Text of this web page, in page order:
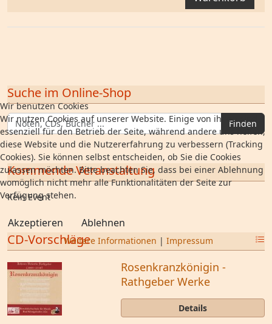
Suche im Online-Shop
Finden
Kommende Veranstaltung
Kein Event
CD-Vorschläge
Rosenkranzkönigin -
Rathgeber Werke
Details
Wir benutzen Cookies
Wir nutzen Cookies auf unserer Website. Einige von ihnen sind
essenziell für den Betrieb der Seite, während andere uns helfen,
diese Website und die Nutzererfahrung zu verbessern (Tracking
Cookies). Sie können selbst entscheiden, ob Sie die Cookies
zulassen möchten. Bitte beachten Sie, dass bei einer Ablehnung
womöglich nicht mehr alle Funktionalitäten der Seite zur
Verfügung stehen.
Akzeptieren Ablehnen
Weitere Informationen | Impressum